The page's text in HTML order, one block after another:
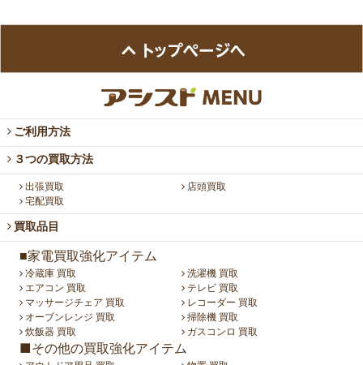
ご利用方法
３つの買取方法
出張買取
店頭買取
宅配買取
買取品目
■家電買取強化アイテム
冷蔵庫 買取
洗濯機 買取
エアコン 買取
テレビ 買取
マッサージチェア 買取
レコーダー 買取
オーブンレンジ 買取
掃除機 買取
炊飯器 買取
ガスコンロ 買取
■その他の買取強化アイテム